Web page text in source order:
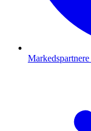
Markedspartnere